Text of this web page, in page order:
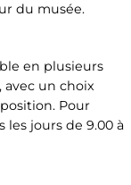
du musée.
en plusieurs
avec un choix
Pour
les jours de 9.00 à